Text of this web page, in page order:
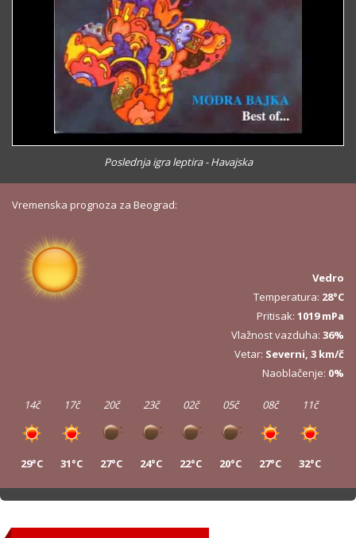
Poslednja igra leptira - Havajska
Vremenska prognoza za Beograd:
Vedro
Temperatura: 28°C
Pritisak: 1019 mPa
Vlažnost vazduha: 36%
Vetar: Severni, 3 km/č
Naoblačenje: 0%
14č
29°C
17č
31°C
20č
27°C
23č
24°C
02č
22°C
05č
20°C
08č
27°C
11č
32°C